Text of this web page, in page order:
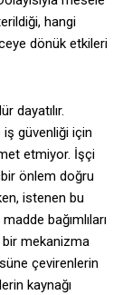
hangi
dönük etkileri
dayatılır.
iş güvenliği için
etmiyor. İşçi
önlem doğru
istenen bu
bağımlıları
bir mekanizma
çevirenlerin
kaynağı